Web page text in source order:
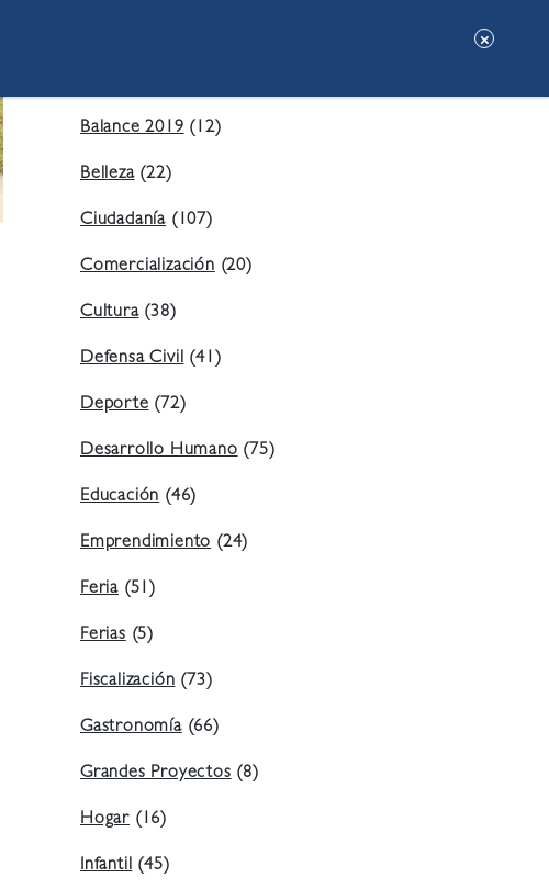
Balance 2019(12)
Belleza(22)
Ciudadanía (107)
Comercialización(20)
Cultura(38)
Defensa Civil(41)
Deporte(72)
Desarrollo Humano(75)
Educación(46)
Emprendimiento(24)
Feria (51)
Ferias(5)
Fiscalización(73)
Gastronomía(66)
Grandes Proyectos(8)
Hogar (16)
Infantil(45)